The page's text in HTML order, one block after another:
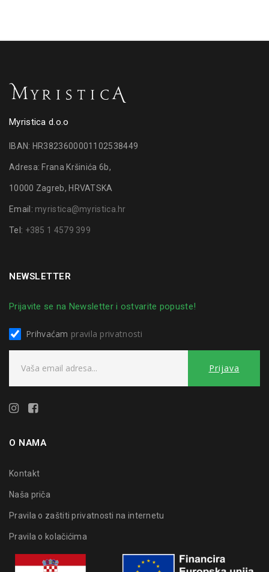
Myristica d.o.o
IBAN: HR3823600001102538449
Adresa: Frana Kršinića 6b,
10000 Zagreb, HRVATSKA
Email: myristica@myristica.hr
Tel: +385 1 4579 399
NEWSLETTER
Prijavite se na Newsletter i ostvarite popuste!
Prihvaćam pravila privatnosti
O NAMA
Kontakt
Naša priča
Pravila o zaštiti privatnosti na internetu
Pravila o kolačićima